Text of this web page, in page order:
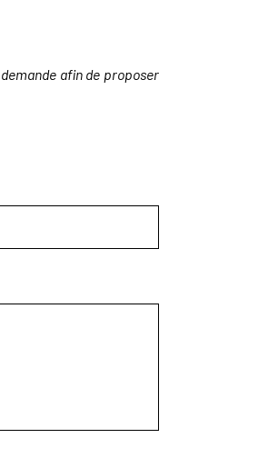
afin de proposer